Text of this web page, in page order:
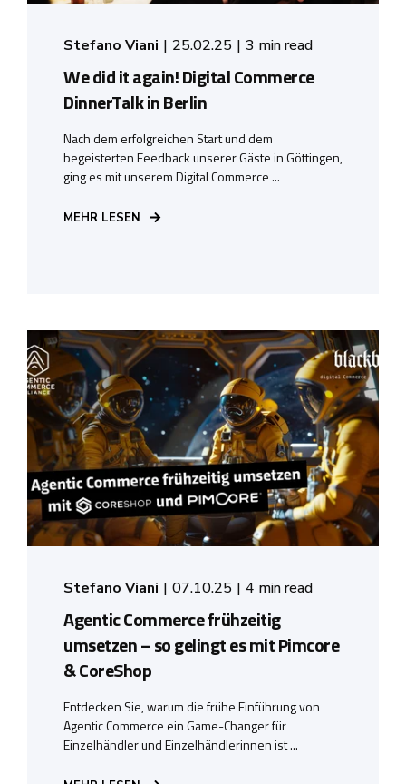
Stefano Viani 25.02.25 3 min read
We did it again! Digital Commerce
DinnerTalk in Berlin
Nach dem erfolgreichen Start und dem
begeisterten Feedback unserer Gäste in Göttingen,
ging es mit unserem Digital Commerce ...
MEHR LESEN
Stefano Viani 07.10.25 4 min read
Agentic Commerce frühzeitig
umsetzen – so gelingt es mit Pimcore
& CoreShop
Entdecken Sie, warum die frühe Einführung von
Agentic Commerce ein Game-Changer für
Einzelhändler und Einzelhändlerinnen ist ...